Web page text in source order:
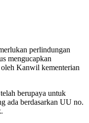
perlindungan
mengucapkan
Kanwil kementerian
berupaya untuk
ada berdasarkan UU no.